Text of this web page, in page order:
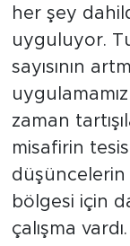
her şey
uyguluyor.
sayısının
zaman
misafirin
düşüncelerin
bölgesi için
çalışma